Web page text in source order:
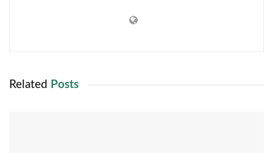
Related Posts